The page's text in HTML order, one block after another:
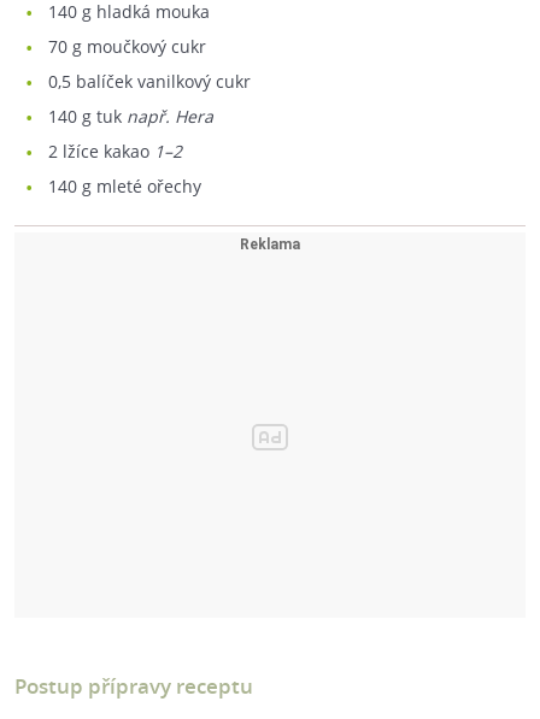
140 g hladká mouka
70 g moučkový cukr
0,5 balíček vanilkový cukr
140 g tuk např. Hera
2 lžíce kakao 1–2
140 g mleté ořechy
Postup přípravy receptu